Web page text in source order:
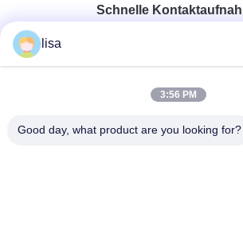
Schnelle
0086-13828861501
E-Mail
lisa
3:56 PM
Good day, what product are you looking for?